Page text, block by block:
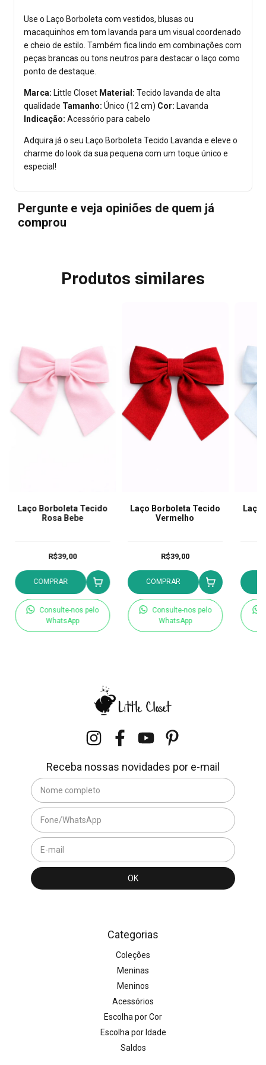
Use o Laço Borboleta com vestidos, blusas ou
macaquinhos em tom lavanda para um visual coordenado
e cheio de estilo. Também fica lindo em combinações com
peças brancas ou tons neutros para destacar o laço como
ponto de destaque.
Marca: Little Closet Material: Tecido lavanda de alta
qualidade Tamanho: Único (12 cm) Cor: Lavanda
Indicação: Acessório para cabelo
Adquira já o seu Laço Borboleta Tecido Lavanda e eleve o
charme do look da sua pequena com um toque único e
especial!
Pergunte e veja opiniões de quem já
comprou
Produtos similares
Laço Borboleta Tecido
Rosa Bebe
R$39,00
COMPRAR
Consulte-nos pelo
WhatsApp
Laço Borboleta Tecido
Vermelho
R$39,00
COMPRAR
Consulte-nos pelo
WhatsApp
Laço
Receba nossas novidades por e-mail
Categorias
Coleções
Meninas
Meninos
Acessórios
Escolha por Cor
Escolha por Idade
Saldos